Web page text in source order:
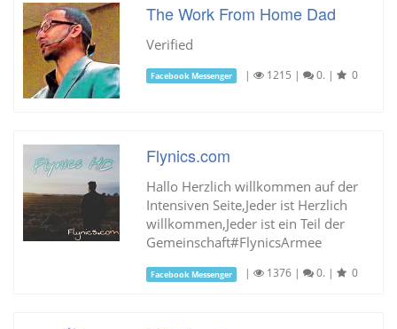
The Work From Home Dad
Verified
Facebook Messenger | 1215 | 0. | 0
Flynics.com
Hallo Herzlich willkommen auf der
Intensiven Seite,Jeder ist Herzlich
willkommen,Jeder ist ein Teil der
Gemeinschaft#FlynicsArmee
Facebook Messenger | 1376 | 0. | 0